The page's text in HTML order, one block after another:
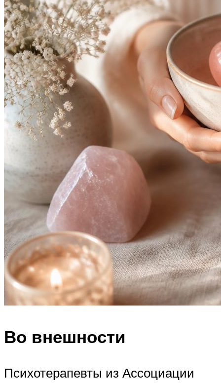
Во внешности
Психотерапевты из Ассоциации